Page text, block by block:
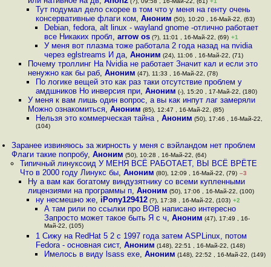
Тут подумал дело скорее в том что у меня на генту очень
консервативные флаги ком,Аноним (50), 10:20 , 16-Май-22, (63)
Debian, fedora, alt linux - wayland gnome -отлично работает
все Никаких пробл, arrow os(?), 11:01 , 16-Май-22, (69) +1
У меня вот плазма тоже работала 2 года назад на nvidia
через eglstreams И да, Аноним (24), 11:06 , 16-Май-22, (71)
Почему троллинг На Nvidia не работает Значит кал и если это
ненужно как бы раб, Аноним (47), 11:33 , 16-Май-22, (78)
По логике вещей это как раз таки отсутствие проблем у
амдшников Но инверсия при,Аноним (-), 15:20 , 17-Май-22, (180)
У меня к вам лишь один вопрос, а вы как инпут лаг замеряли
Можно ознакомиться, Аноним (85), 12:47 , 16-Май-22, (85)
Нельзя это коммерческая тайна ,Аноним (50), 17:46 , 16-Май-22,
(104)
Заранее извиняюсь за жирность у меня с вэйландом нет проблем
Флаги такие попробу,Аноним (50), 10:28 , 16-Май-22, (64)
Типичный линуксоид У МЕНЯ ВСЁ РАБОТАЕТ, ВЫ ВСЁ ВРЁТЕ
Что в 2000 году Линукс бы, Аноним (80), 12:09 , 16-Май-22, (79) –3
Ну а вам как богатому виндузятнику со всеми купленными
лицензиями на программы п, Аноним (50), 17:06 , 16-Май-22, (100)
ну несмешно же, iPony129412 (?), 17:38 , 16-Май-22, (103) +2
А там рили по ссылки про ВОВ написано интересно
Запросто может такое быть Я с ч, Аноним (47), 17:49 , 16-
Май-22, (105)
1 Сижу на RedHat 5 2 с 1997 года затем ASPLinux, потом
Fedora - основная сист,Аноним (148), 22:51 , 16-Май-22, (148)
Имелось в виду lsass exe, Аноним (148), 22:52 , 16-Май-22, (149)